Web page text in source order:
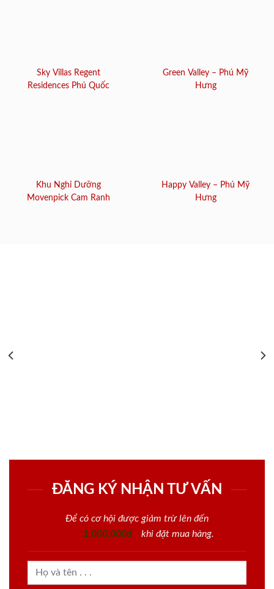
Sky Villas Regent
Residences Phú Quốc
Green Valley – Phú Mỹ
Hưng
Khu Nghỉ Dưỡng
Movenpick Cam Ranh
Happy Valley – Phú Mỹ
Hưng
ĐĂNG KÝ NHẬN TƯ VẤN
Để có cơ hội được giảm trừ lên đến
1.000.000đ
khi đặt mua hàng.